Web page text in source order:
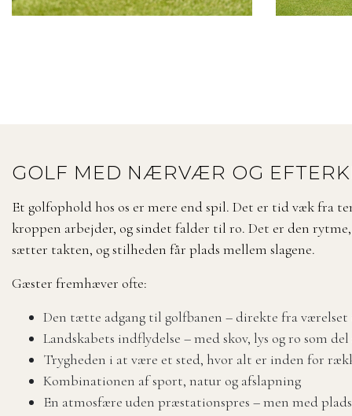
GOLF MED NÆRVÆR OG
Et golfophold hos os er mere end spil. Det er tid væk fra
kroppen arbejder, og sindet falder til ro. Det er den
sætter takten, og stilheden får plads mellem slagene.
Gæster fremhæver ofte:
Den tætte adgang til golfbanen – direkte fra værelset
Landskabets indflydelse – med skov, lys og ro som
Trygheden i at være et sted, hvor alt er inden for
Kombinationen af sport, natur og afslapning
En atmosfære uden præstationspres – men med